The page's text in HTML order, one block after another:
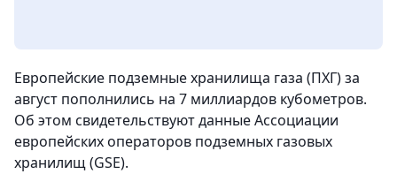
Европейские подземные хранилища газа (ПХГ) за
август пополнились на 7 миллиардов кубометров.
Об этом свидетельствуют данные Ассоциации
европейских операторов подземных газовых
хранилищ (GSE).